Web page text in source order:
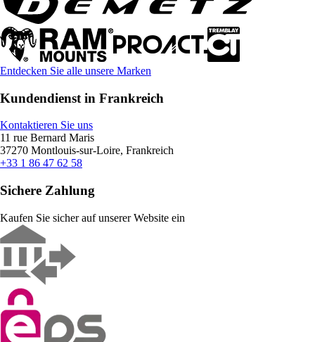
Entdecken Sie alle unsere Marken
Kundendienst in Frankreich
Kontaktieren Sie uns
11 rue Bernard Maris
37270 Montlouis-sur-Loire, Frankreich
+33 1 86 47 62 58
Sichere Zahlung
Kaufen Sie sicher auf unserer Website ein